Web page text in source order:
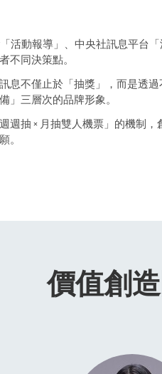
「活動報導」、中央社訊息平台
不同決策點。
息不僅止於「抽獎」，而是透過
」三層次的品牌形象。
週抽 × 月抽雙人機票」的機制
。
價值創